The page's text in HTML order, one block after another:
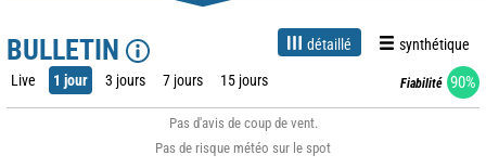
BULLETIN détaillé synthétique
Live 1 jour 3 jours 7 jours 15 jours Fiabilité 90%
Pas d'avis de coup de vent.
Pas de risque météo sur le spot